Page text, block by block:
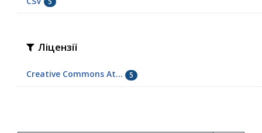
Ліцензії
Creative Commons At... 5